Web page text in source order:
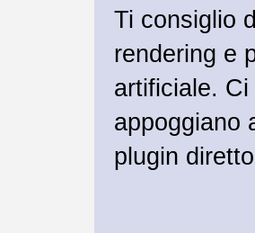
Ti consiglio
rendering e
artificiale.
appoggiano
plugin